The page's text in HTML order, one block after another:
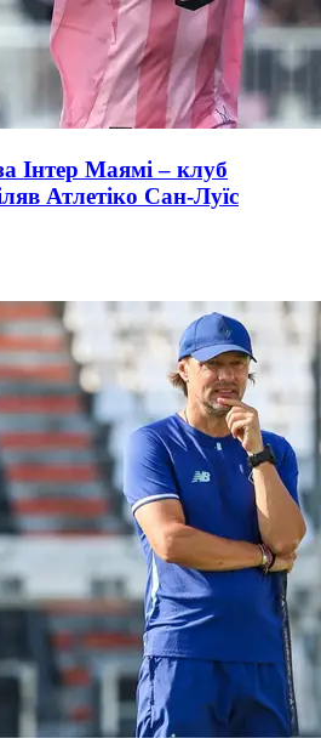
Інтер Маямі – клуб
Атлетіко Сан-Луїс